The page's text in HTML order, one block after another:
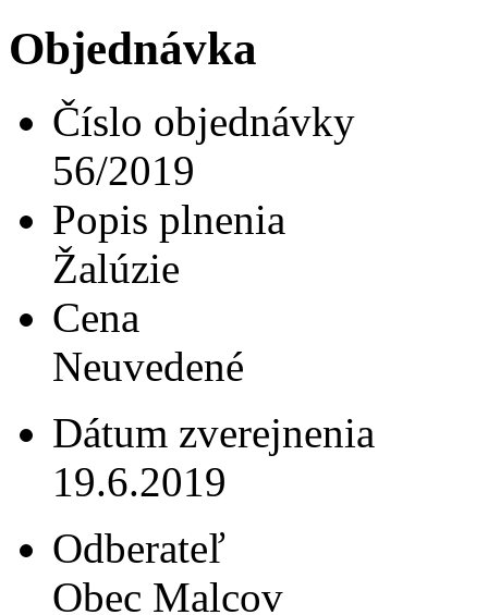
Objednávka
Číslo objednávky
56/2019
Popis plnenia
Žalúzie
Cena
Neuvedené
Dátum zverejnenia
19.6.2019
Odberateľ
Obec Malcov